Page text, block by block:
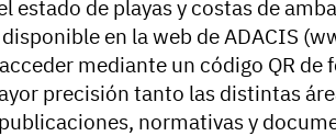
estado de playas y costas de
en la web de ADACIS
mediante un código QR
precisión tanto las distintas
normativas y